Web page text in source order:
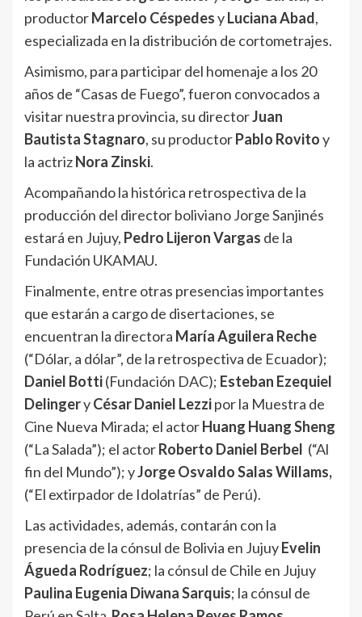
productorMarcelo CéspedesyLuciana Abad,
especializada en la distribución de cortometrajes.
Asimismo, para participar del homenaje a los 20
años de “Casas de Fuego”, fueron convocados a
visitar nuestra provincia, su directorJuan
Bautista Stagnaro, su productorPablo Rovitoy
la actrizNora Zinski.
Acompañando la histórica retrospectiva de la
producción del director boliviano Jorge Sanjinés
estará en Jujuy, Pedro Lijeron Vargas de la
Fundación UKAMAU.
Finalmente, entre otras presencias importantes
que estarán a cargo de disertaciones, se
encuentran la directora María Aguilera Reche
(“Dólar, a dólar”, de la retrospectiva de Ecuador);
Daniel Botti(Fundación DAC); Esteban Ezequiel
DelingeryCésar Daniel Lezzipor la Muestra de
Cine Nueva Mirada; el actorHuang Huang Sheng
(“La Salada”); el actorRoberto Daniel Berbel (“Al
fin del Mundo”); yJorge Osvaldo Salas Willams,
(“El extirpador de Idolatrías” de Perú).
Las actividades, además, contarán con la
presencia de la cónsul de Bolivia en JujuyEvelin
Águeda Rodríguez; la cónsul de Chile en Jujuy
Paulina Eugenia Diwana Sarquis; la cónsul de